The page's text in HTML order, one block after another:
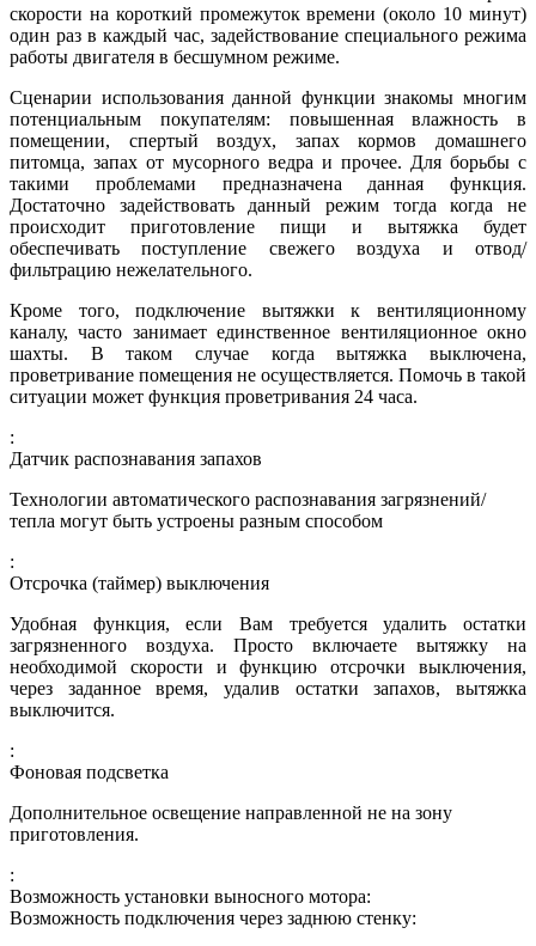
скорости на короткий промежуток времени (около 10 минут)
один раз в каждый час, задействование специального режима
работы двигателя в бесшумном режиме.
Сценарии использования данной функции знакомы многим
потенциальным покупателям: повышенная влажность в
помещении, спертый воздух, запах кормов домашнего
питомца, запах от мусорного ведра и прочее. Для борьбы с
такими проблемами предназначена данная функция.
Достаточно задействовать данный режим тогда когда не
происходит приготовление пищи и вытяжка будет
обеспечивать поступление свежего воздуха и отвод/
фильтрацию нежелательного.
Кроме того, подключение вытяжки к вентиляционному
каналу, часто занимает единственное вентиляционное окно
шахты. В таком случае когда вытяжка выключена,
проветривание помещения не осуществляется. Помочь в такой
ситуации может функция проветривания 24 часа.
:
Датчик распознавания запахов
Технологии автоматического распознавания загрязнений/
тепла могут быть устроены разным способом
:
Отсрочка (таймер) выключения
Удобная функция, если Вам требуется удалить остатки
загрязненного воздуха. Просто включаете вытяжку на
необходимой скорости и функцию отсрочки выключения,
через заданное время, удалив остатки запахов, вытяжка
выключится.
:
Фоновая подсветка
Дополнительное освещение направленной не на зону
приготовления.
:
Возможность установки выносного мотора:
Возможность подключения через заднюю стенку: